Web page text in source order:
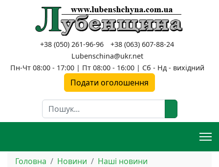
+38 (050) 261-96-96
+38 (063) 607-88-24
Lubenschina@ukr.net
Пн-Чт 08:00 - 17:00 | Пт 08:00 - 16:00 | Сб - Нд - вихідний
Подати оголошення
Пошук
Головна Новини
Наші новини